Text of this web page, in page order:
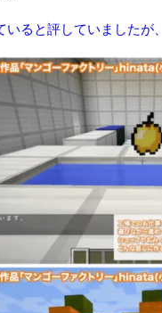
ると評していましたが